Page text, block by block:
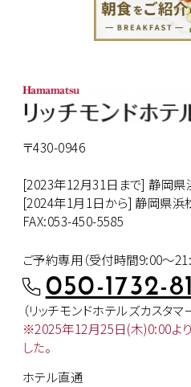
〒430-0946
[2023年12月31日まで] 静岡県
[2024年1月1日から] 静岡県浜
FAX:053-450-5585
ご予約専用（受付時間9:00～
050-1732-
（リッチモンドホテルズカスタマ
※2025年12月25日(木)0:00より
した。
ホテル直通